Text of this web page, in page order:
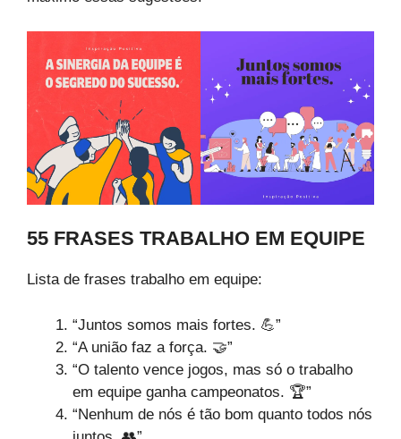
55 FRASES TRABALHO EM EQUIPE
Lista de frases trabalho em equipe:
“Juntos somos mais fortes. 💪”
“A união faz a força. 🤝”
“O talento vence jogos, mas só o trabalho
em equipe ganha campeonatos. 🏆”
“Nenhum de nós é tão bom quanto todos nós